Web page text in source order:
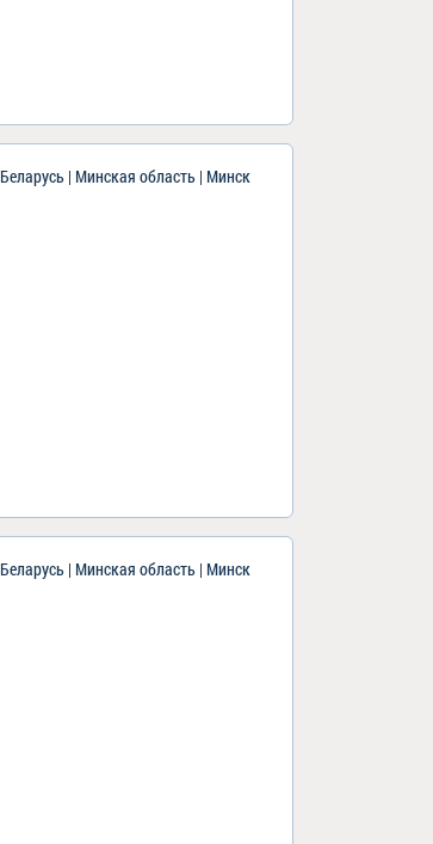
Беларусь | Минская область | Минск
Беларусь | Минская область | Минск